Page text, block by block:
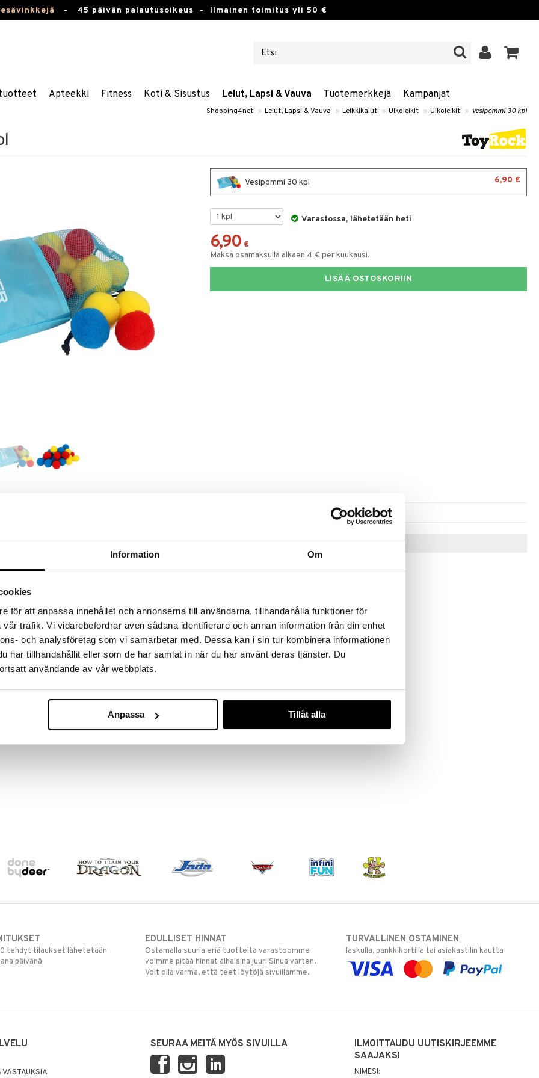
Information Om
för att anpassa innehållet och annonserna till användarna, tillhandahålla funktioner för
trafik. Vi vidarebefordrar även sådana identifierare och annan information från din enhet
och analysföretag som vi samarbetar med. Dessa kan i sin tur kombinera informationen
har tillhandahållit eller som de har samlat in när du har använt deras tjänster. Du
användande av vår webbplats.
Anpassa Tillåt alla
- 45 päivän palautusoikeus - Ilmainen toimitus yli 50 €
Apteekki Fitness Koti & Sisustus Lelut, Lapsi & Vauva Tuotemerkkejä Kampanjat
Shopping4net » Lelut, Lapsi & Vauva » Leikkikalut » Ulkoleikit » Ulkoleikit » Vesipommi 30 kpl
Vesipommi 30 kpl 6,90 €
Varastossa, lähetetään heti
6,90 €
Maksa osamaksulla alkaen 4 € per kuukausi.
LISÄÄ OSTOSKORIIN
löydöt kotiin!
hinnoilla!
voivat päästä loppumaan!
ale-löydöt »
Vinkkejä sinulle
Vesipyssy
TOYROCK
)
tehdyt tilaukset lähetetään
päivänä
EDULLISET HINNAT
Ostamalla suuria eriä tuotteita varastoomme
voimme pitää hinnat alhaisina juuri Sinua varten!
Voit olla varma, että teet löytöjä sivuillamme.
TURVALLINEN OSTAMINEN
laskulla, pankkikortilla tai asiakastilin kautta
SEURAA MEITÄ MYÖS SIVUILLA
ILMOITTAUDU UUTISKIRJEEMME
SAAJAKSI
NIMESI: